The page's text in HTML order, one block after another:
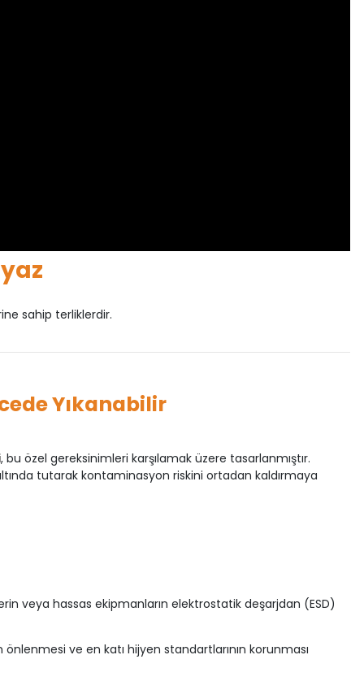
sahip terliklerdir.
Yıkanabilir
, bu özel gereksinimleri karşılamak üzere tasarlanmıştır.
tutarak kontaminasyon riskini ortadan kaldırmaya
veya hassas ekipmanların elektrostatik deşarjdan (ESD)
ve en katı hijyen standartlarının korunması